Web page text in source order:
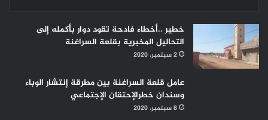
خطير ..أخطاء فادحة تقود دوار بأكمله إلى
التحاليل المخبرية بقلعة السراغنة
2 سبتمبر، 2020
عامل قلعة السراغنة بين مطرقة إنتشار الوباء
وسندان خطرالإحتقان الإجتماعي
8 سبتمبر، 2020